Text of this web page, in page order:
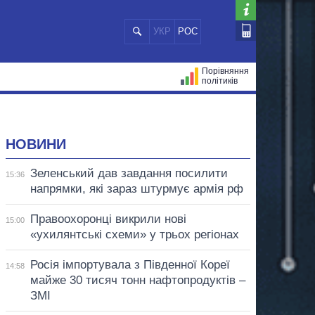
УКР РОС
Порівняння
політиків
НОВИНИ
15:36
Зеленський дав завдання посилити
напрямки, які зараз штурмує армія рф
15:00
Правоохоронці викрили нові
«ухилянтські схеми» у трьох регіонах
14:58
Росія імпортувала з Південної Кореї
майже 30 тисяч тонн нафтопродуктів –
ЗМІ